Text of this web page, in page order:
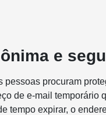
e
procuram
de e-mail temporário
tempo expirar, o